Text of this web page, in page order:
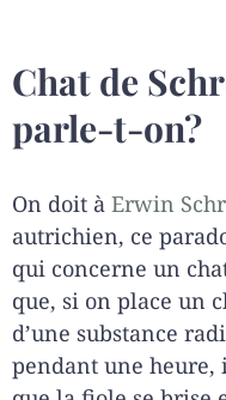
Chat de
parle-t-on?
On doit à Erwin
autrichien, ce
qui concerne un
que, si on place un
d’une substance
pendant une heure,